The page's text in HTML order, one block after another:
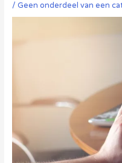
/ Geen onderdeel van een